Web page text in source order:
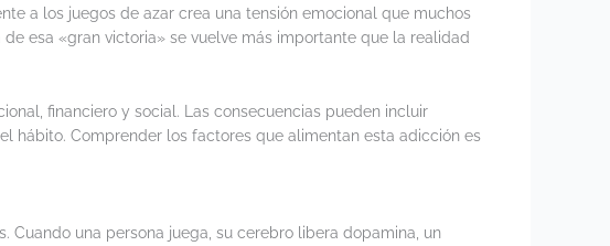
a los juegos de azar crea una tensión emocional que muchos
esa «gran victoria» se vuelve más importante que la realidad
financiero y social. Las consecuencias pueden incluir
hábito. Comprender los factores que alimentan esta adicción es
una persona juega, su cerebro libera dopamina, un